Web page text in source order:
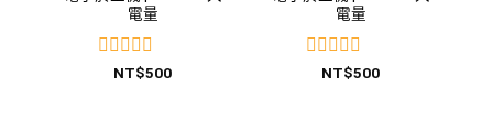
電量
評NT$500
電量
評NT$500